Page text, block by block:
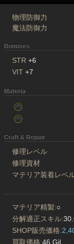
物理防御力
魔法防御力
Bonuses
STR +6
VIT +7
Materia
Craft & Repair
修理レベル
修理資材
マテリア装着レベ
マテリア精製:○
分解適正スキル:
SHOP販売価格:
買取価格:46 Gil